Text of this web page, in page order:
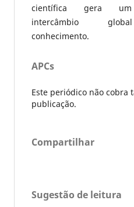
científica gera
intercâmbio
conhecimento.
APCs
Este periódico não cobra
publicação.
Compartilhar
Sugestão de leitura